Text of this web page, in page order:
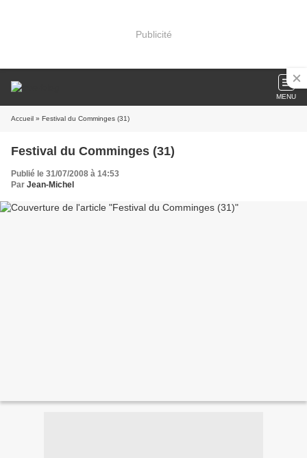
Publicité
MENU
Accueil » Festival du Comminges (31)
Festival du Comminges (31)
Publié le 31/07/2008 à 14:53
Par Jean-Michel